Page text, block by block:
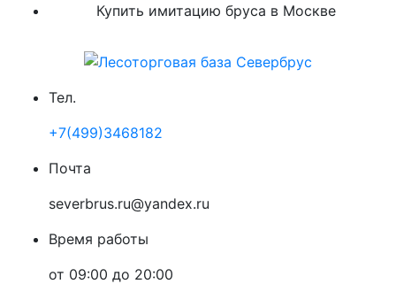
Купить имитацию бруса в Москве
Тел.
+7(499)3468182
Почта
severbrus.ru@yandex.ru
Время работы
от 09:00 до 20:00